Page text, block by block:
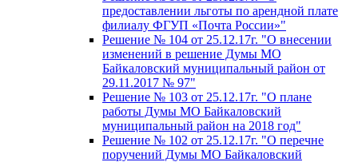
предоставлении льготы по арендной плате
филиалу ФГУП «Почта России»"
Решение № 104 от 25.12.17г. "О внесении
изменений в решение Думы МО
Байкаловский муниципальный район от
29.11.2017 № 97"
Решение № 103 от 25.12.17г. "О плане
работы Думы МО Байкаловский
муниципальный район на 2018 год"
Решение № 102 от 25.12.17г. "О перечне
поручений Думы МО Байкаловский